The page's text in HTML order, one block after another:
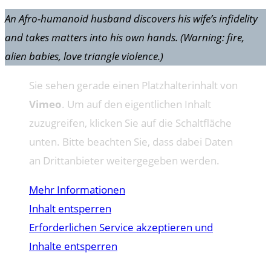
An Afro-humanoid husband discovers his wife’s infidelity
and takes matters into his own hands. (Warning: fire,
alien babies, love triangle violence.)
Sie sehen gerade einen Platzhalterinhalt von
Vimeo. Um auf den eigentlichen Inhalt
zuzugreifen, klicken Sie auf die Schaltfläche
unten. Bitte beachten Sie, dass dabei Daten
an Drittanbieter weitergegeben werden.
Mehr Informationen
Inhalt entsperren
Erforderlichen Service akzeptieren und
Inhalte entsperren